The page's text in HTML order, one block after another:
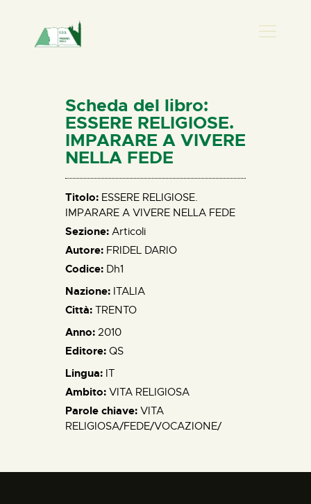
HOME
CHI SIAMO
NEWS
PERCORSI
ELISA SALERNO
CONTATTI
Scheda del libro:
ESSERE RELIGIOSE.
IMPARARE A VIVERE
NELLA FEDE
Titolo: ESSERE RELIGIOSE.
IMPARARE A VIVERE NELLA FEDE
Sezione: Articoli
Autore: FRIDEL DARIO
Codice: Dh1
Nazione: ITALIA
Città: TRENTO
Anno: 2010
Editore: QS
Lingua: IT
Ambito: VITA RELIGIOSA
Parole chiave: VITA
RELIGIOSA/FEDE/VOCAZIONE/